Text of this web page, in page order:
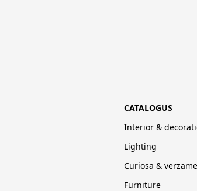
CATALOGUS
Interior &
Lighting
Curiosa &
Furniture